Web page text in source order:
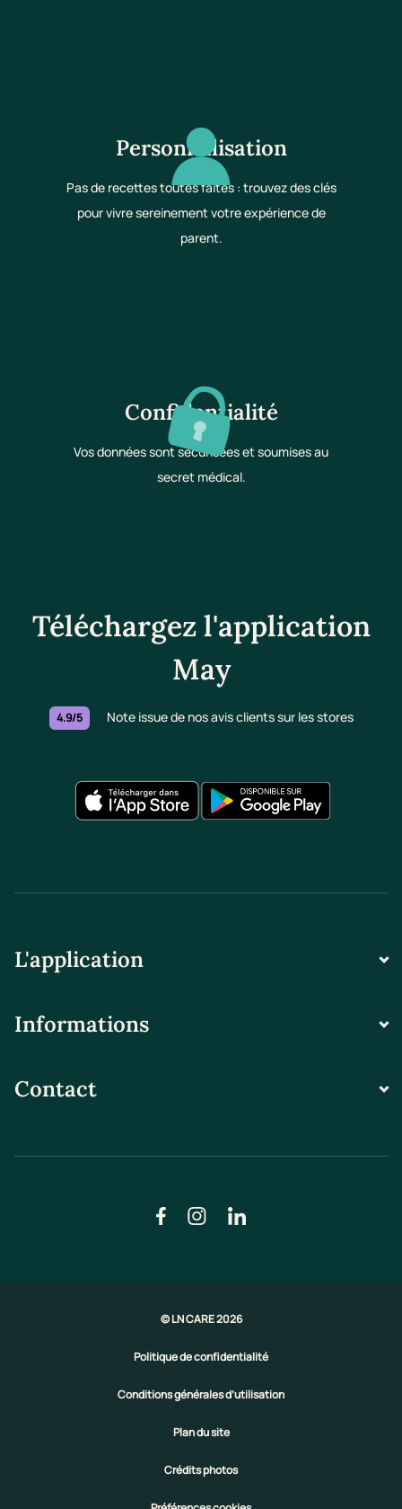
Personnalisation
Pas de recettes toutes faites : trouvez des clés
pour vivre sereinement votre expérience de
parent.
Confidentialité
Vos données sont sécurisées et soumises au
secret médical.
Téléchargez l'application
May
4.9/5 Note issue de nos avis clients sur les stores
L'application
Informations
Contact
© LN CARE 2026
Politique de confidentialité
Conditions générales d’utilisation
Plan du site
Crédits photos